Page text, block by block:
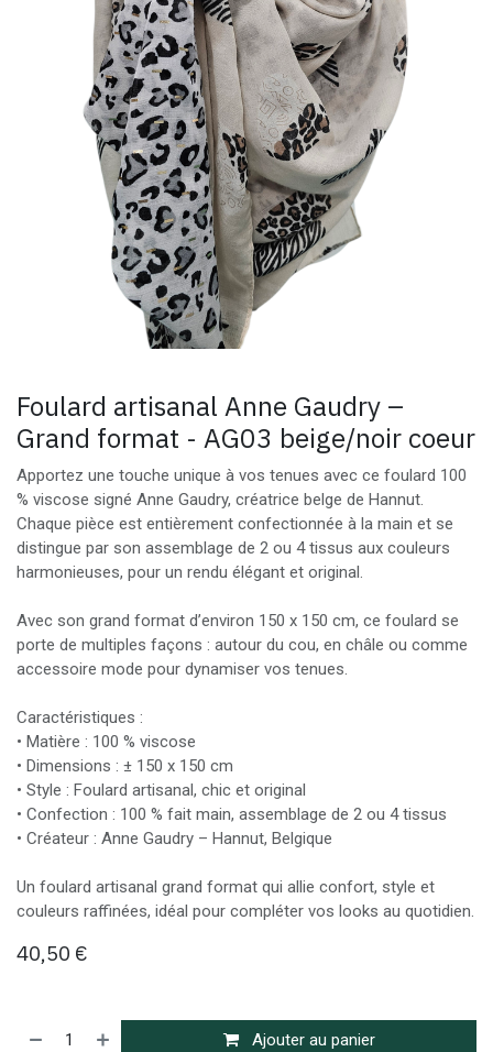
Foulard artisanal Anne Gaudry –
Grand format - AG03 beige/noir coeur
Apportez une touche unique à vos tenues avec ce foulard 100
% viscose signé Anne Gaudry, créatrice belge de Hannut.
Chaque pièce est entièrement confectionnée à la main et se
distingue par son assemblage de 2 ou 4 tissus aux couleurs
harmonieuses, pour un rendu élégant et original.
Avec son grand format d’environ 150 x 150 cm, ce foulard se
porte de multiples façons : autour du cou, en châle ou comme
accessoire mode pour dynamiser vos tenues.
Caractéristiques :
• Matière : 100 % viscose
• Dimensions : ± 150 x 150 cm
• Style : Foulard artisanal, chic et original
• Confection : 100 % fait main, assemblage de 2 ou 4 tissus
• Créateur : Anne Gaudry – Hannut, Belgique
Un foulard artisanal grand format qui allie confort, style et
couleurs raffinées, idéal pour compléter vos looks au quotidien.
40,50 €
Ajouter au panier